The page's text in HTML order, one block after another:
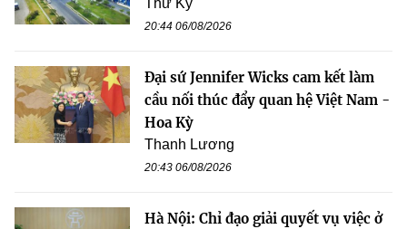
Thư Kỳ
20:44 06/08/2026
Đại sứ Jennifer Wicks cam kết làm
cầu nối thúc đẩy quan hệ Việt Nam -
Hoa Kỳ
Thanh Lương
20:43 06/08/2026
Hà Nội: Chỉ đạo giải quyết vụ việc ở